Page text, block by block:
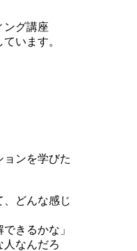
ング講座
います。
ョンを学びた
、どんな感じ
きるかな」
人なんだろ